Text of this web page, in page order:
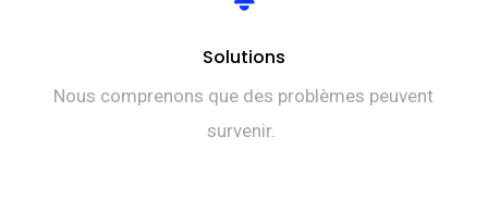
Solutions
Nous comprenons que des problèmes peuvent
survenir.